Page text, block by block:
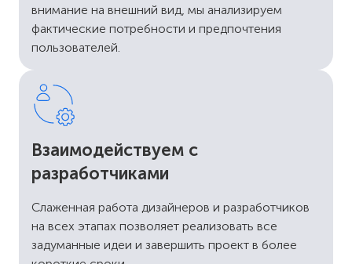
внимание на внешний вид, мы анализируем
фактические потребности и предпочтения
пользователей.
Взаимодействуем с
разработчиками
Слаженная работа дизайнеров и разработчиков
на всех этапах позволяет реализовать все
задуманные идеи и завершить проект в более